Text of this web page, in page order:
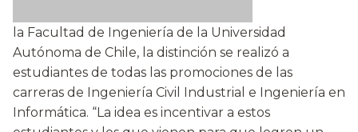
la Facultad de Ingeniería de la Universidad
Autónoma de Chile, la distinción se realizó a
estudiantes de todas las promociones de las
carreras de Ingeniería Civil Industrial e Ingeniería en
Informática. “La idea es incentivar a estos